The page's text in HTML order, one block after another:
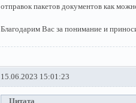
отправок пакетов документов как
Благодарим Вас за понимание и
15.06.2023 15:01:23
Цитата